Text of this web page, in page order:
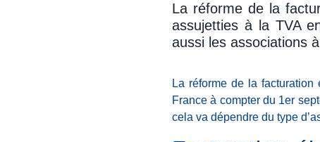
La réforme de la
assujetties à la TVA
aussi les associations
La réforme de la
France à compter du 1er
cela va dépendre du type